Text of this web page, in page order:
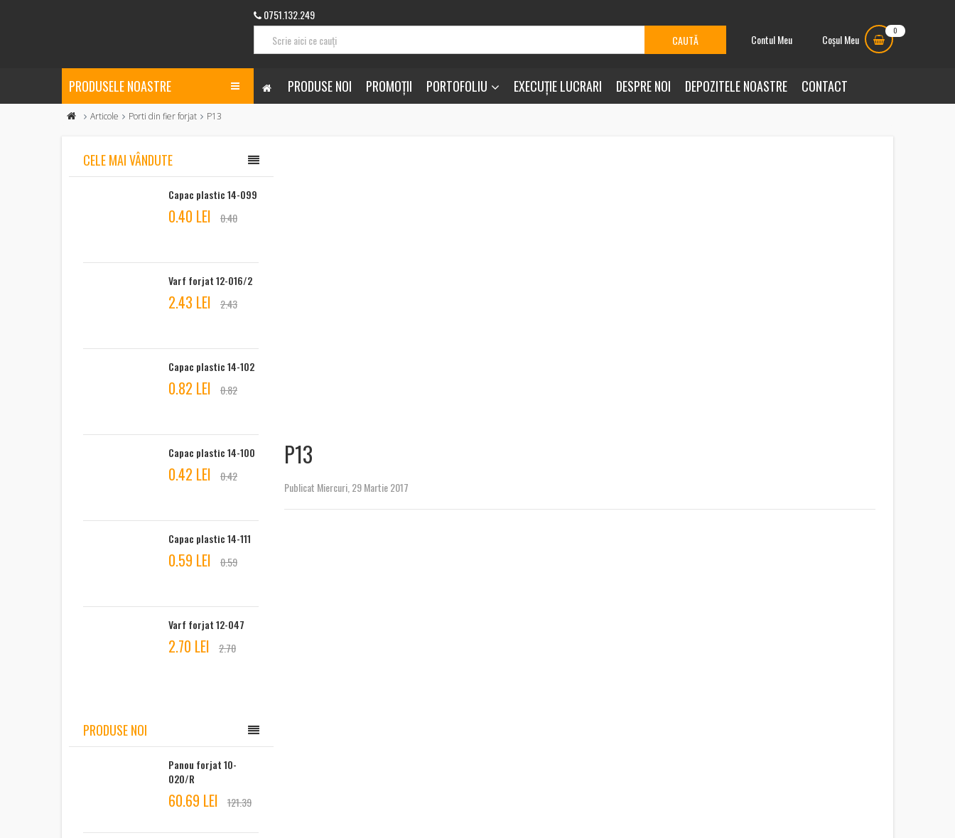
0751.132.249
Contul Meu
Coșul Meu
0
PRODUSELE NOASTRE PRODUSE NOI PROMOȚII PORTOFOLIU EXECUȚIE LUCRARI DESPRE NOI DEPOZITELE NOASTRE CONTACT
Articole Porti din fier forjat P13
CELE MAI VÂNDUTE
Capac plastic 14-099
0.40 LEI 0.40
Varf forjat 12-016/2
2.43 LEI 2.43
Capac plastic 14-102
0.82 LEI 0.82
Capac plastic 14-100
0.42 LEI 0.42
Capac plastic 14-111
0.59 LEI 0.59
Varf forjat 12-047
2.70 LEI 2.70
PRODUSE NOI
Panou forjat 10-
020/R
60.69 LEI 121.39
P13
Publicat Miercuri, 29 Martie 2017